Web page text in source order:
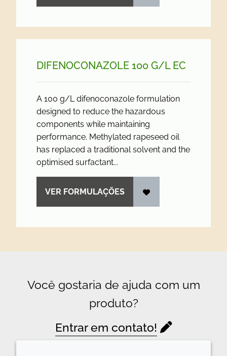
DIFENOCONAZOLE 100 G/L EC
A 100 g/L difenoconazole formulation
designed to reduce the hazardous
components while maintaining
performance. Methylated rapeseed oil
has replaced a traditional solvent and the
optimised surfactant...
VER FORMULAÇÕES
Você gostaria de ajuda com um
produto?
Entrar em contato!